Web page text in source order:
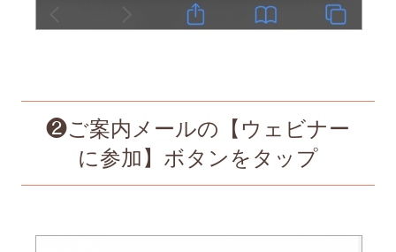
❷ご案内メールの【ウェビナー
に参加】ボタンをタップ